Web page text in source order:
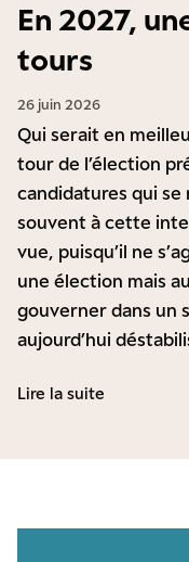
En 2027,
tours
26 juin 2026
Qui serait en
tour de l’élection
candidatures qui
souvent à cette
vue, puisqu’il ne
une élection mais
gouverner dans un
aujourd’hui
Lire la suite